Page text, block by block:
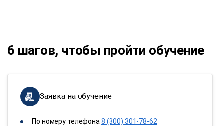
6 шагов, чтобы пройти обучение
Заявка на обучение
По номеру телефона8 (800) 301-78-62